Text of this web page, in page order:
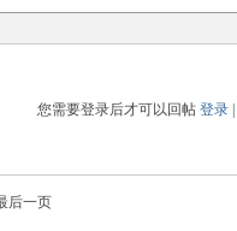
您需要登录后才可以回帖 登录
后一页